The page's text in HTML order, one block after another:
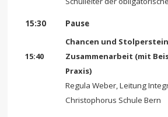
15:30 Pause
15:40
Chancen und
Zusammenarbeit (mit
Praxis)
Regula Weber, Leitung
Christophorus Schule Bern